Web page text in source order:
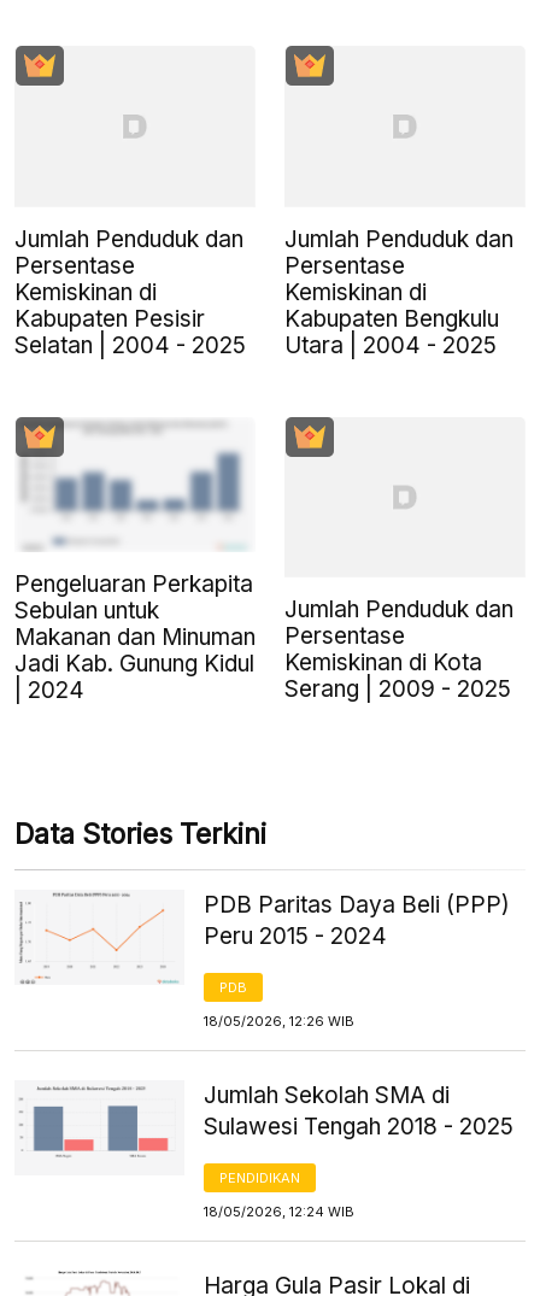
Jumlah Penduduk dan
Persentase
Kemiskinan di
Kabupaten Pesisir
Selatan | 2004 - 2025
Jumlah Penduduk dan
Persentase
Kemiskinan di
Kabupaten Bengkulu
Utara | 2004 - 2025
Pengeluaran Perkapita
Sebulan untuk
Makanan dan Minuman
Jadi Kab. Gunung Kidul
| 2024
Jumlah Penduduk dan
Persentase
Kemiskinan di Kota
Serang | 2009 - 2025
Data Stories Terkini
PDB Paritas Daya Beli (PPP)
Peru 2015 - 2024
PDB
18/05/2026, 12:26 WIB
Jumlah Sekolah SMA di
Sulawesi Tengah 2018 - 2025
PENDIDIKAN
18/05/2026, 12:24 WIB
Harga Gula Pasir Lokal di